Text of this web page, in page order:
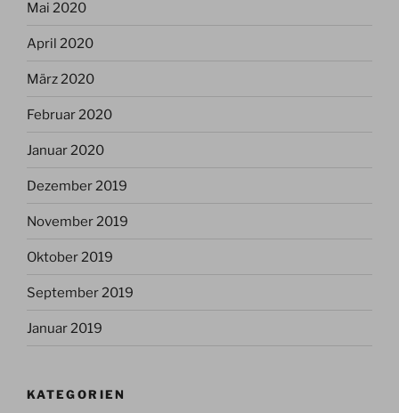
Mai 2020
April 2020
März 2020
Februar 2020
Januar 2020
Dezember 2019
November 2019
Oktober 2019
September 2019
Januar 2019
KATEGORIEN